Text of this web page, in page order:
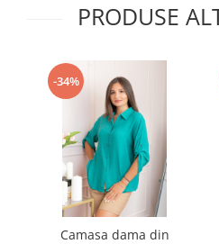
PRODUSE
-34%
Camasa dama din